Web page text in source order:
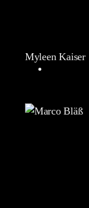
Myleen Kaiser